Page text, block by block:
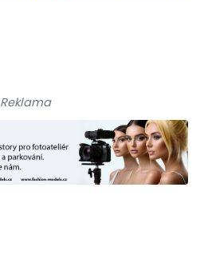
Reklama